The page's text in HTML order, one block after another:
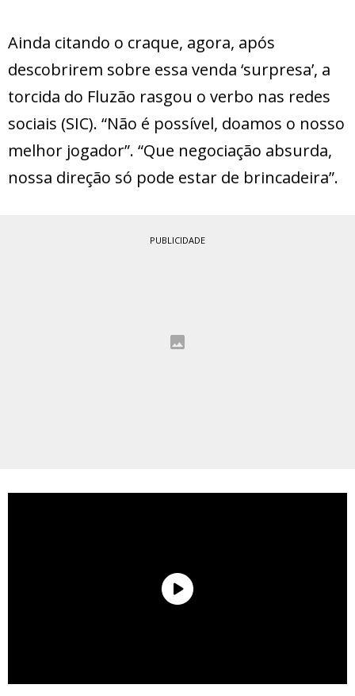
Ainda citando o craque, agora, após
descobrirem sobre essa venda ‘surpresa’, a
torcida do Fluzão rasgou o verbo nas redes
sociais (SIC). “Não é possível, doamos o nosso
melhor jogador”. “Que negociação absurda,
nossa direção só pode estar de brincadeira”.
PUBLICIDADE